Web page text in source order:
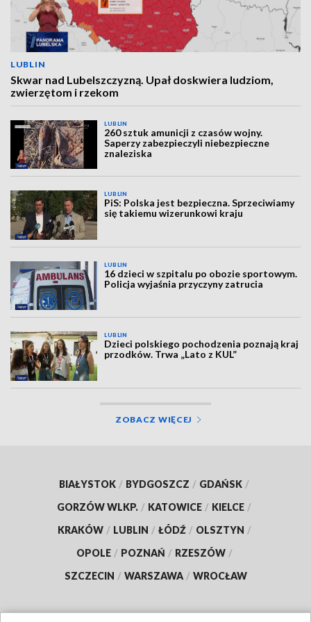
LUBLIN
Skwar nad Lubelszczyzną. Upał doskwiera ludziom,
zwierzętom i rzekom
LUBLIN
260 sztuk amunicji z czasów wojny.
Saperzy zabezpieczyli niebezpieczne
znaleziska
LUBLIN
PiS: Polska jest bezpieczna. Sprzeciwiamy
się takiemu wizerunkowi kraju
LUBLIN
16 dzieci w szpitalu po obozie sportowym.
Policja wyjaśnia przyczyny zatrucia
LUBLIN
Dzieci polskiego pochodzenia poznają kraj
przodków. Trwa „Lato z KUL”
ZOBACZ WIĘCEJ
BIAŁYSTOK / BYDGOSZCZ / GDAŃSK /
GORZÓW WLKP. / KATOWICE / KIELCE /
KRAKÓW / LUBLIN / ŁÓDŹ / OLSZTYN /
OPOLE / POZNAŃ / RZESZÓW /
SZCZECIN / WARSZAWA / WROCŁAW